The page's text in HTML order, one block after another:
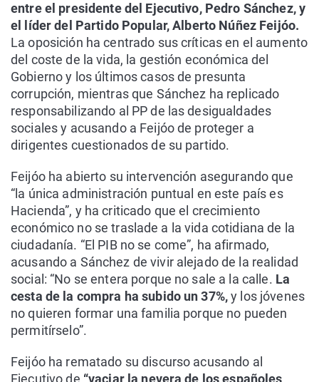
entre el presidente del Ejecutivo, Pedro Sánchez, y
el líder del Partido Popular, Alberto Núñez Feijóo.
La oposición ha centrado sus críticas en el aumento
del coste de la vida, la gestión económica del
Gobierno y los últimos casos de presunta
corrupción, mientras que Sánchez ha replicado
responsabilizando al PP de las desigualdades
sociales y acusando a Feijóo de proteger a
dirigentes cuestionados de su partido.
Feijóo ha abierto su intervención asegurando que
“la única administración puntual en este país es
Hacienda”, y ha criticado que el crecimiento
económico no se traslade a la vida cotidiana de la
ciudadanía. “El PIB no se come”, ha afirmado,
acusando a Sánchez de vivir alejado de la realidad
social: “No se entera porque no sale a la calle. La
cesta de la compra ha subido un 37%,y los jóvenes
no quieren formar una familia porque no pueden
permitírselo”.
Feijóo ha rematado su discurso acusando al
Ejecutivo de “vaciar la nevera de los españoles